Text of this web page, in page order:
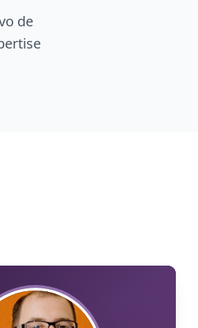
de